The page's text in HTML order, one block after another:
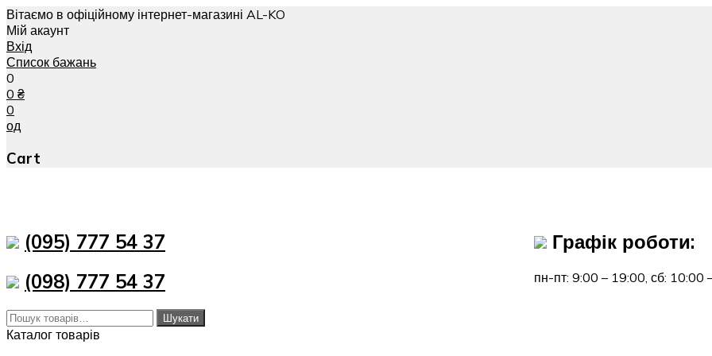
Вітаємо в офіційному інтернет-магазині AL-KO
Мій акаунт
Вхід
Список бажань
0
0 ₴
0
од
Cart
(095) 777 54 37
(098) 777 54 37
Графік роботи:
пн-пт: 9:00 – 19:00, сб: 10:00
Шукати: Шукати
Каталог товарів